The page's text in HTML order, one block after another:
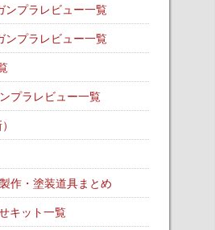
ンプラレビュー一覧
ンプラレビュー一覧
プラレビュー一覧
作・塗装道具まとめ
キット一覧